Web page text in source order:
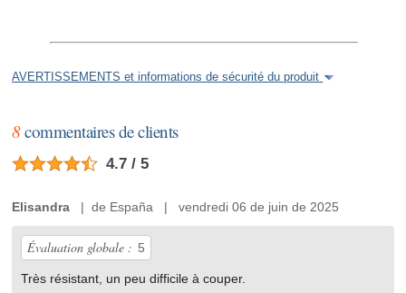
AVERTISSEMENTS et informations de sécurité du produit
8commentaires de clients
4.7 / 5
Elisandra | de España | vendredi 06 de juin de 2025
Évaluation globale : 5
Très résistant, un peu difficile à couper.